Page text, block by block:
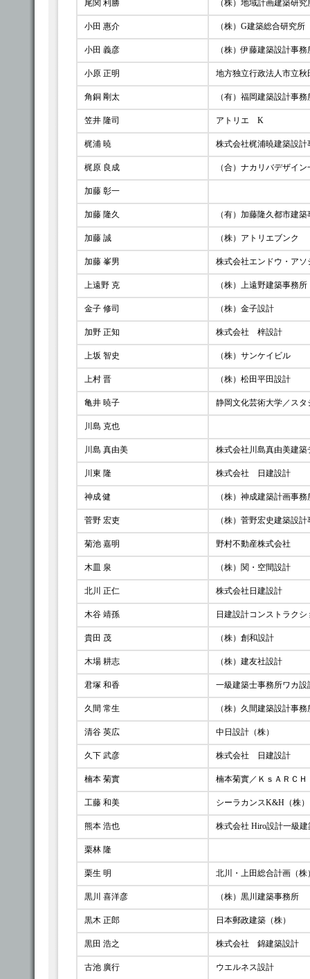
尾関 利勝 （株）地域計画建築研
小田 惠介 （株）G建築総合研究所
小田 義彦 （株）伊藤建築設計事
小原 正明 地方独立行政法人市立
角銅 剛太 （有）福岡建築設計事
笠井 隆司 アトリエ K
梶浦 暁 株式会社梶浦暁建築設
梶原 良成 （合）ナカリバデザイ
加藤 彰一
加藤 隆久 （有）加藤隆久都市建
加藤 誠 （株）アトリエブンク
加藤 峯男 株式会社エンドウ・ア
上遠野 克 （株）上遠野建築事務所
金子 修司 （株）金子設計
加野 正知 株式会社 梓設計
上坂 智史 （株）サンケイビル
上村 晋 （株）松田平田設計
亀井 暁子 静岡文化芸術大学／ス
川島 克也
川島 真由美 株式会社川島真由美建
川東 隆 株式会社 日建設計
神成 健 （株）神成建築計画事
菅野 宏吏 （株）菅野宏史建築設
菊池 嘉明 野村不動産株式会社
木皿 泉 （株）関・空間設計
北川 正仁 株式会社日建設計
木谷 靖孫 日建設計コンストラク
貴田 茂 （株）創和設計
木場 耕志 （株）建友社設計
君塚 和香 一級建築士事務所ワカ
久間 常生 （株）久間建築設計事
清谷 英広 中日設計（株）
久下 武彦 株式会社 日建設計
楠本 菊實 楠本菊實／ＫｓＡＲＣ
工藤 和美 シーラカンスK&H（株
熊本 浩也 株式会社 Hiro設計一級
栗林 隆
栗生 明 北川・上田総合計画（
黒川 喜洋彦 （株）黒川建築事務所
黒木 正郎 日本郵政建築（株）
黒田 浩之 株式会社 錦建築設計
古池 廣行 ウエルネス設計